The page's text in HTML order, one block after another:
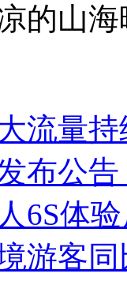
的山
流量
布公
6S体
游客同